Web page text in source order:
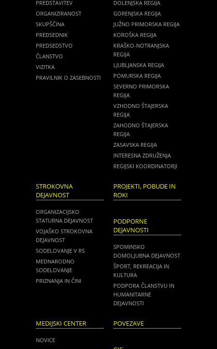
PREDSTAVITEV
ORGANIZIRANOST
SKUPŠČINA
PREDSEDNIK
PREDSEDSTVO
ČLANSTVO
VIZITKA
PRAVILNIK O ZASEBNOSTI
DOLENJSKA REGIJA
GORENJSKA REGIJA
JUŽNO PRIMORSKA REGIJA
KOROŠKA REGIJA
KRAŠKO-NOTRANJSKA
REGIJA
LJUBLJANSKA REGIJA
POMURSKA REGIJA
SEVERNO PRIMORSKA
REGIJA
VZHODNO ŠTAJERSKA
REGIJA
ZAHODNO ŠTAJERSKA
REGIJA
ZASAVSKA REGIJA
INTERESNA ZDRUŽENJA
REGIJSKI KOORDINATORJI
STROKOVNA
DEJAVNOST
ORGANIZACIJSKO
STATURNA DEJAVNOST
VOJAŠKO STROKOVNA
DEJAVNOST
SODELOVANJE V RS
MEDNARODNO
SODELOVANJE
PRIZNANJA IN ČINI
PROJEKTI, POBUDE IN
ROKI
PODPORNE
DEJAVNOSTI
SPOMINSKO
DOMOLJUBNA DEJAVNOST
ŠPORT, REKREACIJA IN
KULTURA
PODPORA ČLANSTVU IN
HUMANITARNE
DEJAVNOSTI
MEDIJSKI CENTER
NOVICE
POVEZAVE